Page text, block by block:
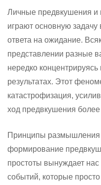
Личные предвкушения и
играют основную
ответа на ожидание.
представлении разные
нередко
результатах. Этот
катастрофизация,
ход предвкушения
Принципы размышления
формирование
простоты вынуждает
событий, которые